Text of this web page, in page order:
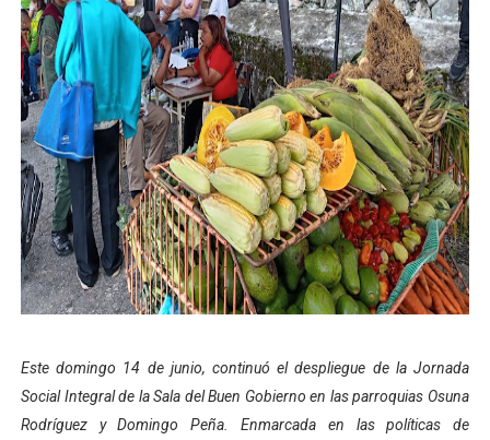
Corposalud inició talleres para aspirantes al curso de
Fortalecen formación académica de médicos en
Fortaleciendo la economía comunal en El Vigía con
Campo Elías consolida plan de bacheo en el sector La
Fundecem inició con éxito el taller vacacional de
El Lactario del Iahula celebra la Semana Mundial de la
Inicia el plan vacacional Venezuela Renace en el
Este domingo 14 de junio, continuó el despliegue de la Jornada
Social Integral de la Sala del Buen Gobierno en las parroquias Osuna
Rodríguez y Domingo Peña. Enmarcada en las políticas de